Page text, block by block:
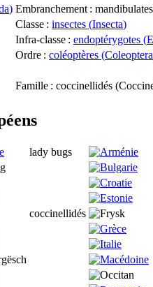
) Embranchement :
Classe : insectes (Insecta)
Infra-classe : endoptérygotes (
Ordre : coléoptères (Coleoptera
Famille : coccinellidés (
lady bugs
coccinellidés